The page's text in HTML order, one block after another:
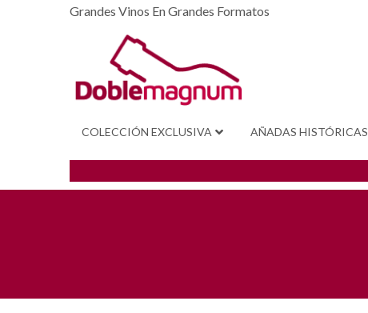
Grandes Vinos En Grandes Formatos
COLECCIÓN EXCLUSIVA AÑADAS HISTÓRICAS